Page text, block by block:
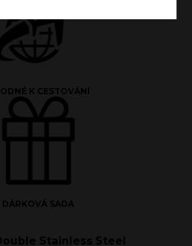
K CESTOVÁNÍ
DÁRKOVÁ SADA
Stainless Steel